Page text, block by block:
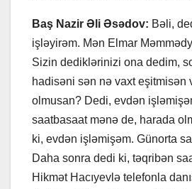
Baş Nazir Əli Əsədov: Bəli,
işləyirəm. Mən Elmar
Sizin dediklərinizi ona dedim,
hadisəni sən nə vaxt eşitmisən
olmusan? Dedi, evdən
saatbasaat mənə de, harada
ki, evdən işləmişəm. Günorta
Daha sonra dedi ki, təqribən
Hikmət Hacıyevlə telefonla